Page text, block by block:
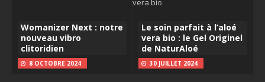
Womanizer Next : notre
nouveau vibro
clitoridien
8 OCTOBRE 2024
Le soin parfait à l’aloé
vera bio : le Gel Originel
de NaturAloé
30 JUILLET 2024